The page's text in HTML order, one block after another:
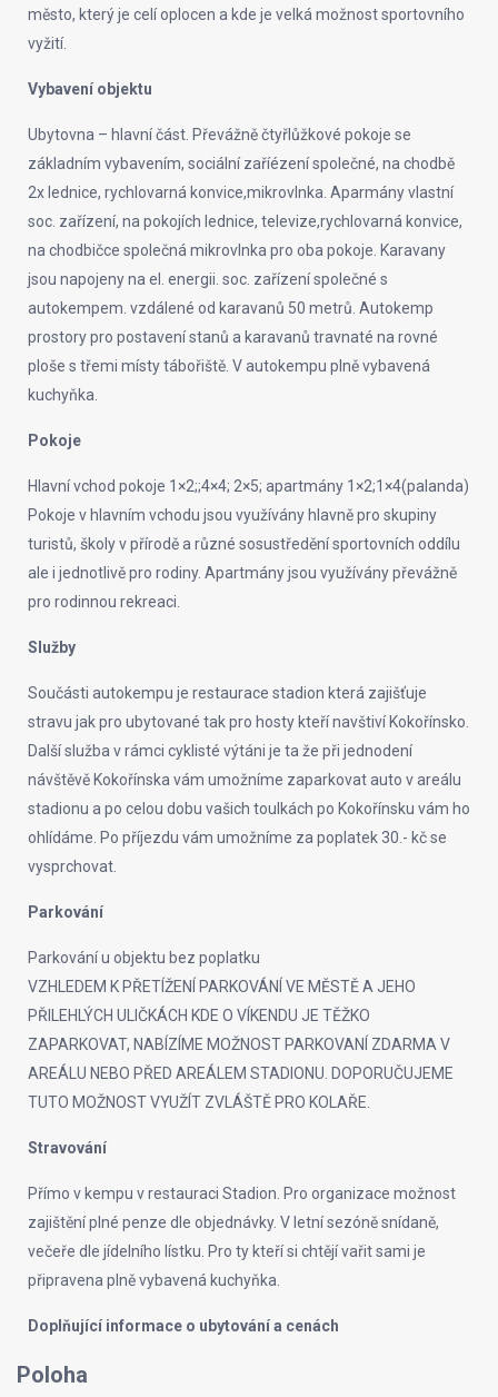
město, který je celí oplocen a kde je velká možnost sportovního
vyžití.
Vybavení objektu
Ubytovna – hlavní část. Převážně čtyřlůžkové pokoje se
základním vybavením, sociální zaříézení společné, na chodbě
2x lednice, rychlovarná konvice,mikrovlnka. Aparmány vlastní
soc. zařízení, na pokojích lednice, televize,rychlovarná konvice,
na chodbičce společná mikrovlnka pro oba pokoje. Karavany
jsou napojeny na el. energii. soc. zařízení společné s
autokempem. vzdálené od karavanů 50 metrů. Autokemp
prostory pro postavení stanů a karavanů travnaté na rovné
ploše s třemi místy tábořiště. V autokempu plně vybavená
kuchyňka.
Pokoje
Hlavní vchod pokoje 1×2;;4×4; 2×5; apartmány 1×2;1×4(palanda)
Pokoje v hlavním vchodu jsou využívány hlavně pro skupiny
turistů, školy v přírodě a různé sosustředění sportovních oddílu
ale i jednotlivě pro rodiny. Apartmány jsou využívány převážně
pro rodinnou rekreaci.
Služby
Součásti autokempu je restaurace stadion která zajišťuje
stravu jak pro ubytované tak pro hosty kteří navštiví Kokořínsko.
Další služba v rámci cyklisté výtáni je ta že při jednodení
návštěvě Kokořínska vám umožníme zaparkovat auto v areálu
stadionu a po celou dobu vašich toulkách po Kokořínsku vám ho
ohlídáme. Po příjezdu vám umožníme za poplatek 30.- kč se
vysprchovat.
Parkování
Parkování u objektu bez poplatku
VZHLEDEM K PŘETÍŽENÍ PARKOVÁNÍ VE MĚSTĚ A JEHO
PŘILEHLÝCH ULIČKÁCH KDE O VÍKENDU JE TĚŽKO
ZAPARKOVAT, NABÍZÍME MOŽNOST PARKOVANÍ ZDARMA V
AREÁLU NEBO PŘED AREÁLEM STADIONU. DOPORUČUJEME
TUTO MOŽNOST VYUŽÍT ZVLÁŠTĚ PRO KOLAŘE.
Stravování
Přímo v kempu v restauraci Stadion. Pro organizace možnost
zajištění plné penze dle objednávky. V letní sezóně snídaně,
večeře dle jídelního lístku. Pro ty kteří si chtějí vařit sami je
připravena plně vybavená kuchyňka.
Doplňující informace o ubytování a cenách
Poloha